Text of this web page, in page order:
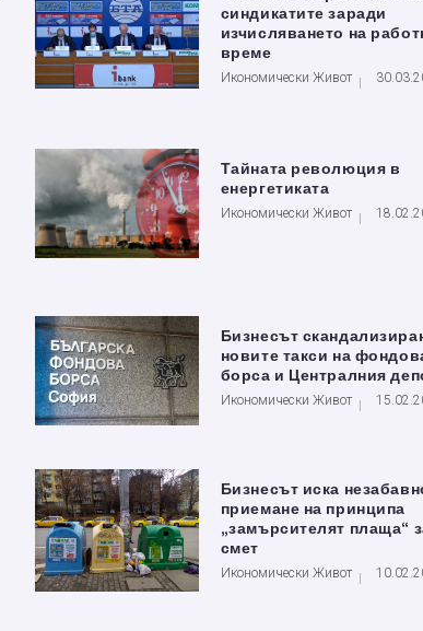
синдикатите заради
изчисляването на
време
Икономически Живот
Тайната революция в
енергетиката
Икономически Живот
Бизнесът
новите такси на
борса и Централния
Икономически Живот
Бизнесът иска
приемане на принципа
„замърсителят плаща“
смет
Икономически Живот